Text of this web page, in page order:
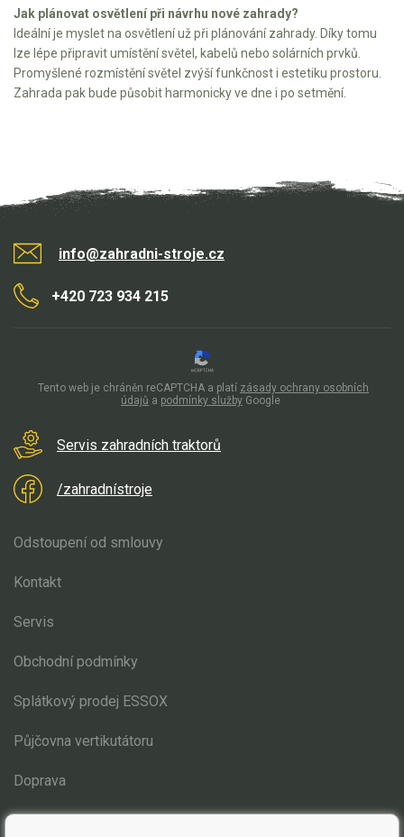
Jak plánovat osvětlení při návrhu nové zahrady?
Ideální je myslet na osvětlení už při plánování zahrady. Díky tomu
lze lépe připravit umístění světel, kabelů nebo solárních prvků.
Promyšlené rozmístění světel zvýší funkčnost i estetiku prostoru.
Zahrada pak bude působit harmonicky ve dne i po setmění.
info@zahradni-stroje.cz
+420 723 934 215
Servis zahradních traktorů
/zahradnístroje
Odstoupení od smlouvy
Kontakt
Servis
Obchodní podmínky
Splátkový prodej ESSOX
Půjčovna vertikutátoru
Doprava
Tento web je chráněn reCAPTCHA a platí zásady ochrany osobních
údajů a podmínky služby Google